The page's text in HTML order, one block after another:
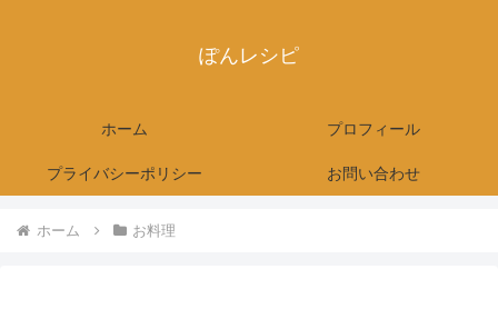
ぽんレシピ
ホーム プロフィール
プライバシーポリシー お問い合わせ
ホーム お料理